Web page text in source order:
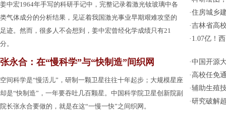
姜中宏1964年手写的科研手记中，完整记录着激光钕玻璃中各
类气体成分的分析结果，见证着我国激光事业早期艰难攻坚的
足迹。然而，很多人不会想到，姜中宏曾经化学成绩只有21
分。
张永合：在“慢科学”与“快制造”间织网
空间科学是“慢活儿”，研制一颗卫星往往十年起步；大规模星座
却是“快制造”，一年要吞吐几百颗星。中国科学院卫星创新院副
院长张永合要做的，就是在这“一慢一快”之间织网。
·住房城乡
·吉林省高
· 1.07亿！
·中国开源
· 高校任免
·辅助生殖
·研究破解